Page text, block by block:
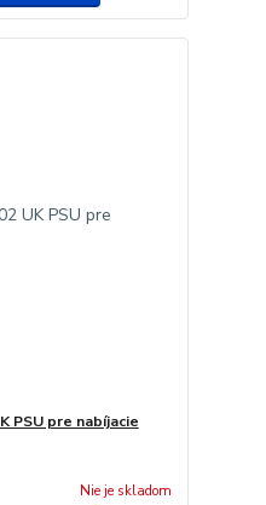
PSU pre nabíjacie
Nie je skladom